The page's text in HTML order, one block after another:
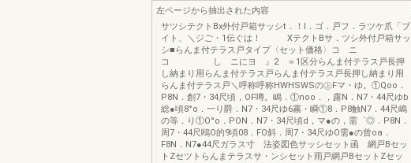
左ページから抽出された内容
サツシテクトBx外付戸箱サッシt．！l．ゴ．戸フ．ラツケ爪「ブ
イト、＼ジご・1伝ぐは！ XテクトBサ．ツシ外付戸箱サッ
シ■らんま付テラス戸タイプ〈セット価格〉コ ニ
コ し ニにヨ 』2 ＝1区分らんま付テラス戸長押
し納まり用らんま付テラス戸らんま付テラス戸長押し納まり用
らんま付テラス戸＼呼称呼称HWHSWSの㊤Fマ・ゆ。①Qoo．
P8N．創7・34尺頃，OF噂。嶋．①noo．，露N．N7・44尺ゆb
総●頃8°o．一り爵．N7・34尺ゆ6霧・瞬①8．P8触N7．44尺嶋
の等．り①O°o．PON．N7・34尺頃d，マ●の，需゜◎．P8N．
周7・44尺鴎O的9頃08．FO斜．周7・34尺ゆO需●の曾oa．
F8N．N7●44尺ガラス寸 法姿図色サッシセット函 網戸Bセッ
トZセツトらんまテラスサ・ンシセット雨戸網戸BセットZセッ